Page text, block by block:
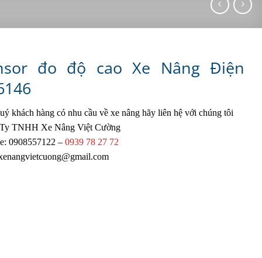
đo độ cao Xe Nâng Điện
khách hàng có nhu cầu về xe nâng hãy liên hệ với chúng tôi
TNHH Xe Nâng Việt Cường
0908557122 – 0939 78 27 72